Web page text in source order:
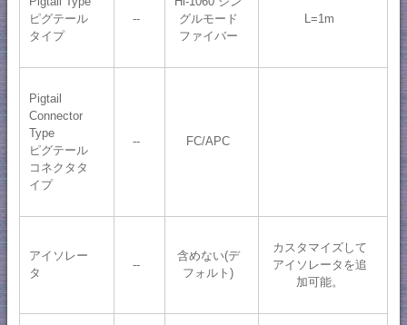
ピグテール
タイプ
--
グルモード
ファイバー
L=1m
Pigtail
Connector
Type
ピグテール
コネクタタ
イプ
-- FC/APC
アイソレー
タ
--
含めない(デ
フォルト)
カスタマイズして
アイソレータを追
加可能。